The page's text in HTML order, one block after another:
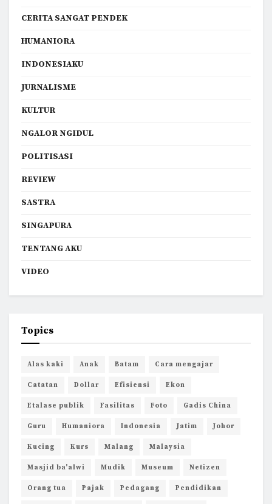
CERITA SANGAT PENDEK
HUMANIORA
INDONESIAKU
JURNALISME
KULTUR
NGALOR NGIDUL
POLITISASI
REVIEW
SASTRA
SINGAPURA
TENTANG AKU
VIDEO
Topics
Alas kaki Anak Batam Cara mengajar
Catatan Dollar Efisiensi Ekon
Etalase publik Fasilitas Foto Gadis China
Guru Humaniora Indonesia Jatim Johor
Kucing Kurs Malang Malaysia
Masjid ba'alwi Mudik Museum Netizen
Orang tua Pajak Pedagang Pendidikan